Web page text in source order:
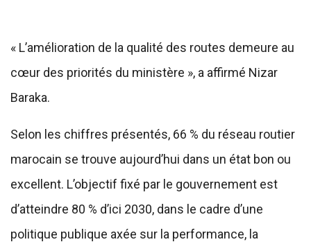
« L’amélioration de la qualité des routes demeure au
cœur des priorités du ministère », a affirmé Nizar
Baraka.
Selon les chiffres présentés, 66 % du réseau routier
marocain se trouve aujourd’hui dans un état bon ou
excellent. L’objectif fixé par le gouvernement est
d’atteindre 80 % d’ici 2030, dans le cadre d’une
politique publique axée sur la performance, la